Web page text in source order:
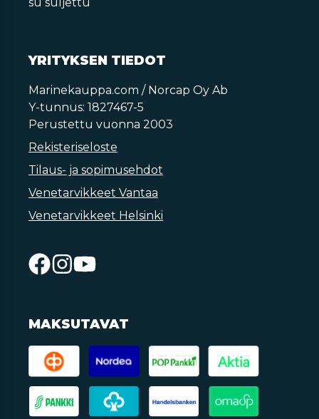
YRITYKSEN TIEDOT
Marinekauppa.com / Norcap Oy Ab
Y-tunnus: 1827467-5
Perustettu vuonna 2003
Rekisteriseloste
Tilaus- ja sopimusehdot
Venetarvikkeet Vantaa
Venetarvikkeet Helsinki
MAKSUTAVAT